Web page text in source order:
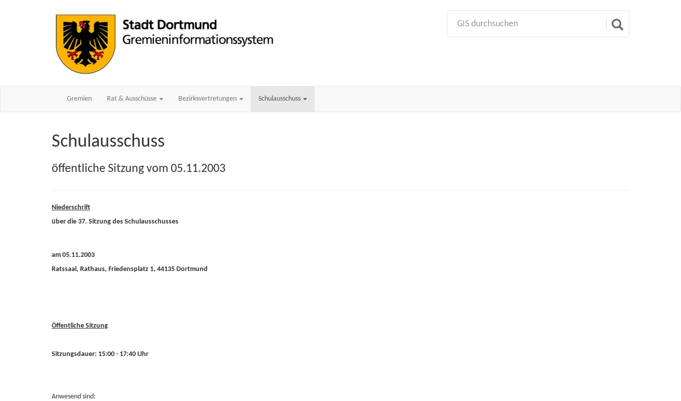
Gremien Rat & Ausschüsse Bezirksvertretungen Schulausschuss
Schulausschuss
öffentliche Sitzung vom 05.11.2003
Niederschrift
über die 37. Sitzung des Schulausschusses
am 05.11.2003
Ratssaal, Rathaus, Friedensplatz 1, 44135 Dortmund
Öffentliche Sitzung
Sitzungsdauer: 15:00 - 17:40 Uhr
Anwesend sind: